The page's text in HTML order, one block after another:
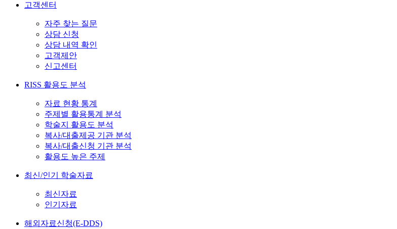
고객센터
자주 찾는 질문
상담 신청
상담 내역 확인
고객제안
신고센터
RISS 활용도 분석
자료 현황 통계
주제별 활용통계 분석
학술지 활용도 분석
복사/대출제공 기관 분석
복사/대출신청 기관 분석
활용도 높은 주제
최신/인기 학술자료
최신자료
인기자료
해외자료신청(E-DDS)